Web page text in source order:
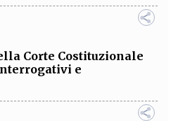
Corte Costituzionale
e